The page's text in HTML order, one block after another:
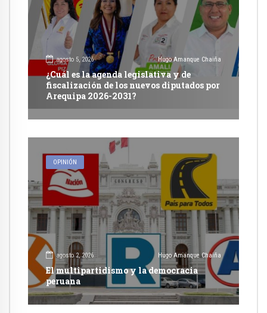
agosto 5, 2026 Hugo Amanque Chaiña
¿Cuál es la agenda legislativa y de
fiscalización de los nuevos diputados por
Arequipa 2026-2031?
OPINIÓN
agosto 2, 2026 Hugo Amanque Chaiña
El multipartidismo y la democracia
peruana